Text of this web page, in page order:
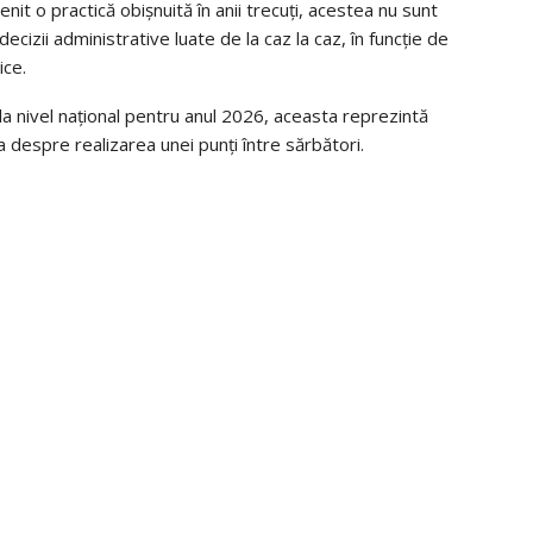
o practică obișnuită în anii trecuți, acestea nu sunt
administrative luate de la caz la caz, în funcție de
nivel național pentru anul 2026, aceasta reprezintă
despre realizarea unei punți între sărbători.